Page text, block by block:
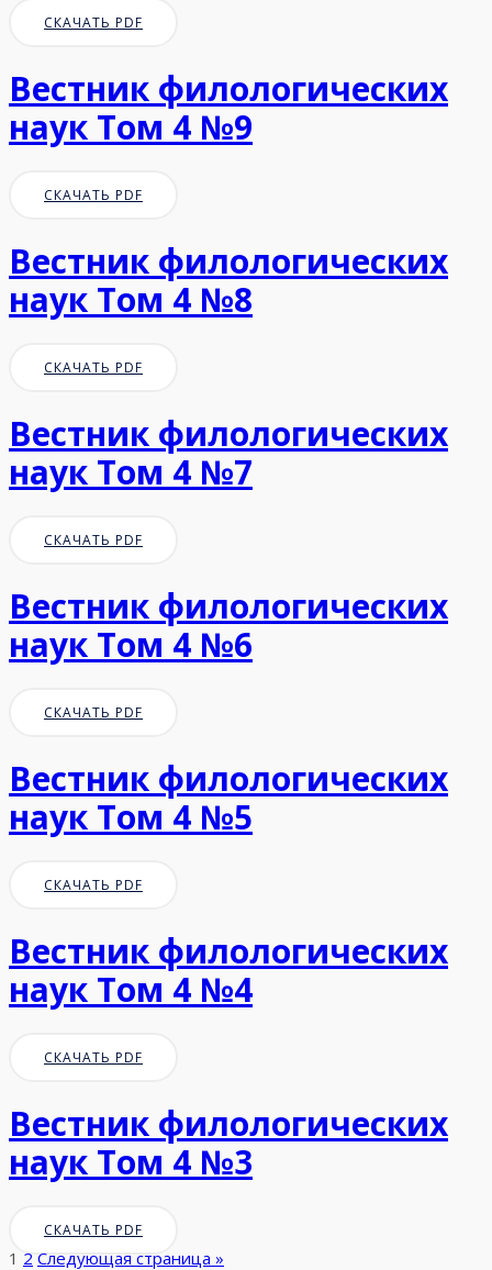
СКАЧАТЬ PDF
Вестник филологических
наук Том 4 №9
СКАЧАТЬ PDF
Вестник филологических
наук Том 4 №8
СКАЧАТЬ PDF
Вестник филологических
наук Том 4 №7
СКАЧАТЬ PDF
Вестник филологических
наук Том 4 №6
СКАЧАТЬ PDF
Вестник филологических
наук Том 4 №5
СКАЧАТЬ PDF
Вестник филологических
наук Том 4 №4
СКАЧАТЬ PDF
Вестник филологических
наук Том 4 №3
СКАЧАТЬ PDF
1 2 Следующая страница »